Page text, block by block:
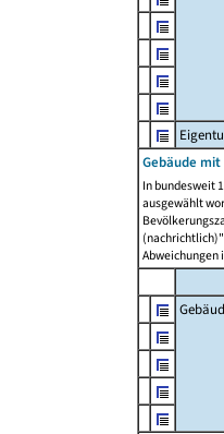
Gebäude
In bundesweit
ausgewählt
Abweichungen